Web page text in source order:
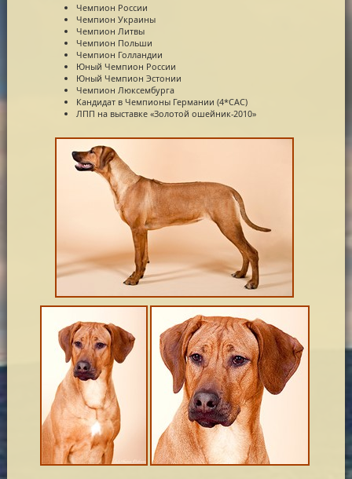
Чемпион России
Чемпион Украины
Чемпион Литвы
Чемпион Польши
Чемпион Голландии
Юный Чемпион России
Юный Чемпион Эстонии
Чемпион Люксембурга
Кандидат в Чемпионы Германии (4*САС)
ЛПП на выставке «Золотой ошейник-2010»